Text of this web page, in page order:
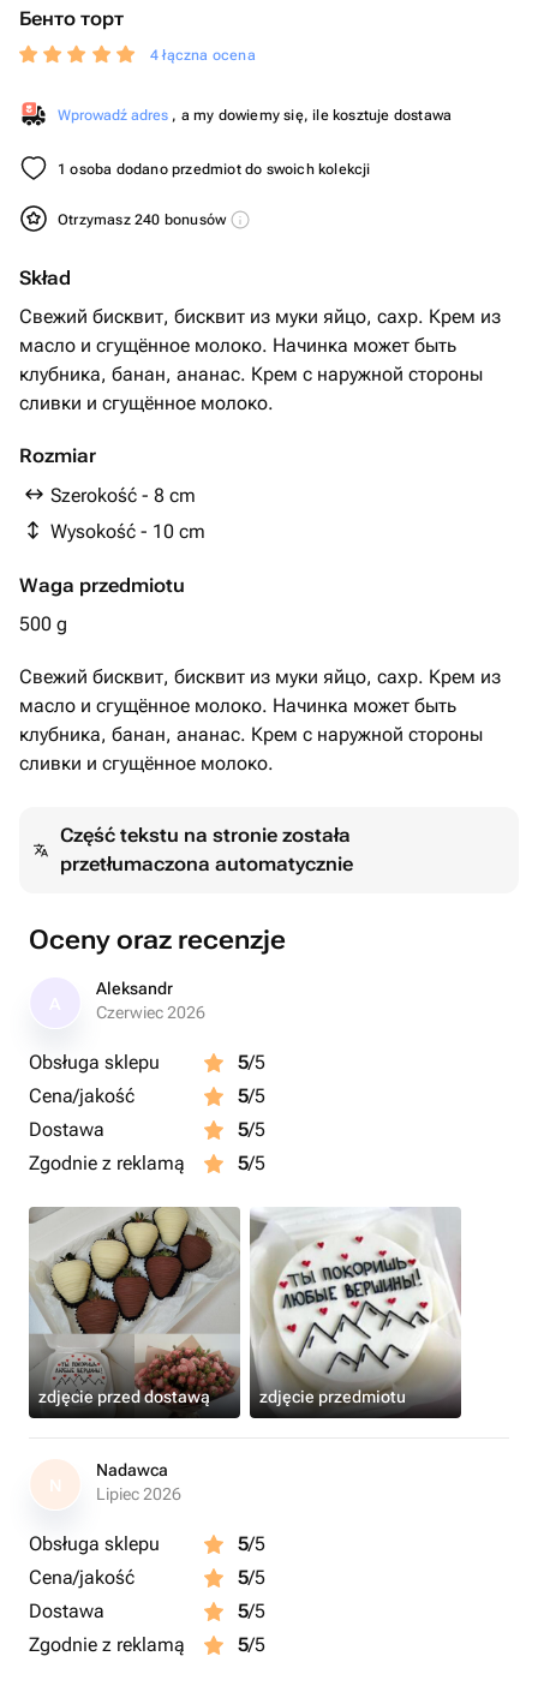
Бенто торт
4 łączna ocena
Wprowadź adres , a my dowiemy się, ile kosztuje dostawa
1 osoba dodano przedmiot do swoich kolekcji
Otrzymasz 240 bonusów
Skład
Свежий бисквит, бисквит из муки яйцо, сахр. Крем из
масло и сгущённое молоко. Начинка может быть
клубника, банан, ананас. Крем с наружной стороны
Rozmiar
Szerokość - 8 cm
Wysokość - 10 cm
Waga przedmiotu
500 g
Свежий бисквит, бисквит из муки яйцо, сахр. Крем из
масло и сгущённое молоко. Начинка может быть
клубника, банан, ананас. Крем с наружной стороны
сливки и сгущённое молоко.
Część tekstu na stronie została
przetłumaczona automatycznie
Oceny oraz recenzje
Aleksandr
Czerwiec 2026
Obsługa sklepu 5/5
Cena/jakość
5/5
Dostawa
5/5
Zgodnie z reklamą
5/5
zdjęcie przed dostawą zdjęcie przedmiotu
N
Nadawca
Lipiec 2026
Obsługa sklepu 5/5
Cena/jakość
5/5
Dostawa
5/5
Zgodnie z reklamą
5/5